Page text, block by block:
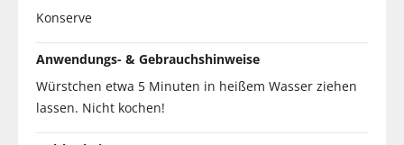
Konserve
Anwendungs- & Gebrauchshinweise
Würstchen etwa 5 Minuten in heißem Wasser ziehen
lassen. Nicht kochen!